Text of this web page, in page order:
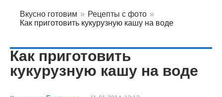
Вкусно готовим » Рецепты с фото »
Как приготовить кукурузную кашу на воде
Как приготовить
кукурузную кашу на воде